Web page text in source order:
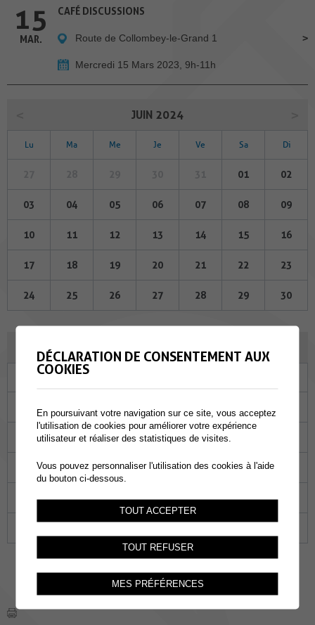
15
MAR.
CAFÉ DISCUSSIONS
Route de Collombey-le-Grand 1
Mercredi 15 Mars 2023, 9h-11h
JUIN 2024
Lu Ma Me Je Ve Sa Di
01 02
03 04 05 06 07 08 09
10 11 12 13 14 15 16
17 18 19 20 21 22 23
24 25 26 27 28 29 30
Ma
04 05
09 10 11 12
16 17 18 19 20
23 24 25 26 27
DÉCLARATION DE CONSENTEMENT AUX
COOKIES
En poursuivant votre navigation sur ce site, vous acceptez
l'utilisation de cookies pour améliorer votre expérience
utilisateur et réaliser des statistiques de visites.
Vous pouvez personnaliser l'utilisation des cookies à l'aide
du bouton ci-dessous.
TOUT ACCEPTER
TOUT REFUSER
MES PRÉFÉRENCES